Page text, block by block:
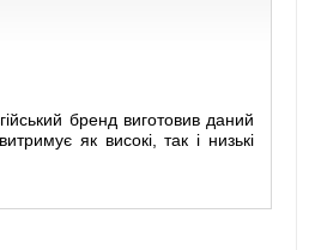
бренд виготовив даний
як високі, так і низькі